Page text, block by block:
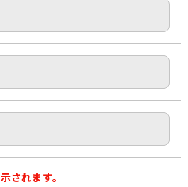
されます。